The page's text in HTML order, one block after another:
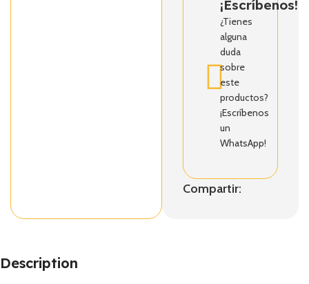
¡Escríbenos!
¿Tienes
alguna
duda
sobre
este
productos?
¡Escríbenos
un
WhatsApp!
Compartir:
Description